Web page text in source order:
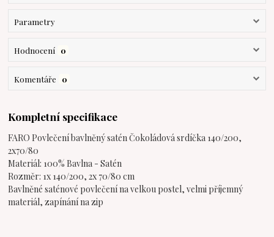
Parametry
Hodnocení 0
Komentáře 0
Kompletní specifikace
FARO Povlečení bavlněný satén Čokoládová srdíčka 140/200,
2x70/80
Materiál: 100% Bavlna - Satén
Rozměr: 1x 140/200, 2x 70/80 cm
Bavlněné saténové povlečení na velkou postel, velmi příjemný
materiál, zapínání na zip